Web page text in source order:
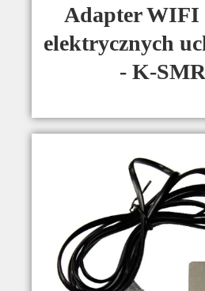
Adapter WIFI
elektrycznych
- K-